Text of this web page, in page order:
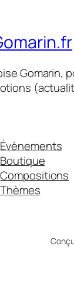
Gomarin,
Évènements
Boutique
Compositions
Thèmes